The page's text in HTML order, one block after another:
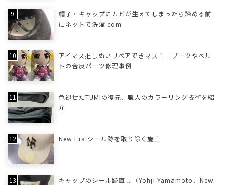
帽子・キャップにカビが生えてしまったら諦める前
にネットで洗濯.com
アイマス推しぬいリペアできマス！｜ブーツやベル
トの合皮パーツ修理事例
色褪せたTUMIの復元、職人のカラーリング技術を紹
介
New Era シール跡を取り除く施工
キャップのシール跡直し（Yohji Yamamoto、New